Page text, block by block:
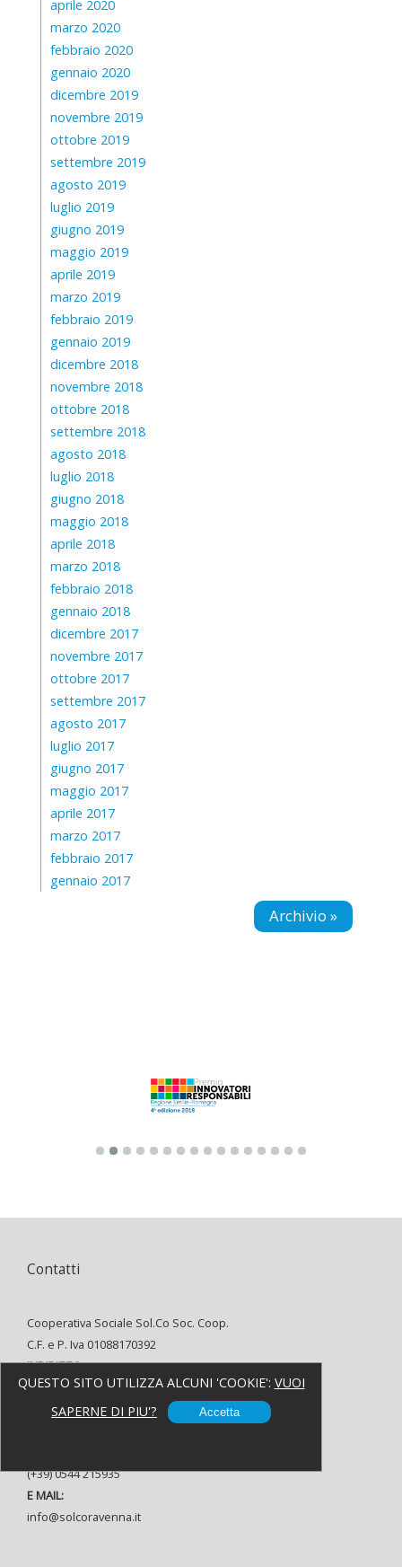
QUESTO SITO UTILIZZA ALCUNI 'COOKIE': VUOI
SAPERNE DI PIU'?
Accetta
aprile 2020
marzo 2020
febbraio 2020
gennaio 2020
dicembre 2019
novembre 2019
ottobre 2019
settembre 2019
agosto 2019
luglio 2019
giugno 2019
maggio 2019
aprile 2019
marzo 2019
febbraio 2019
gennaio 2019
dicembre 2018
novembre 2018
ottobre 2018
settembre 2018
agosto 2018
luglio 2018
giugno 2018
maggio 2018
aprile 2018
marzo 2018
febbraio 2018
gennaio 2018
dicembre 2017
novembre 2017
ottobre 2017
settembre 2017
agosto 2017
luglio 2017
giugno 2017
maggio 2017
aprile 2017
marzo 2017
febbraio 2017
gennaio 2017
Archivio »
Contatti
Cooperativa Sociale Sol.Co Soc. Coop.
C.F. e P. Iva 01088170392
INDIRIZZO:
Via Alfredo Oriani, 8 48121 Ravenna
TELEFONO:
(+39) 0544 215935
E MAIL:
info@solcoravenna.it